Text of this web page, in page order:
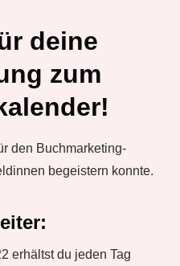
deine
zum
den Buchmarketing-
begeistern konnte.
erhältst du jeden Tag